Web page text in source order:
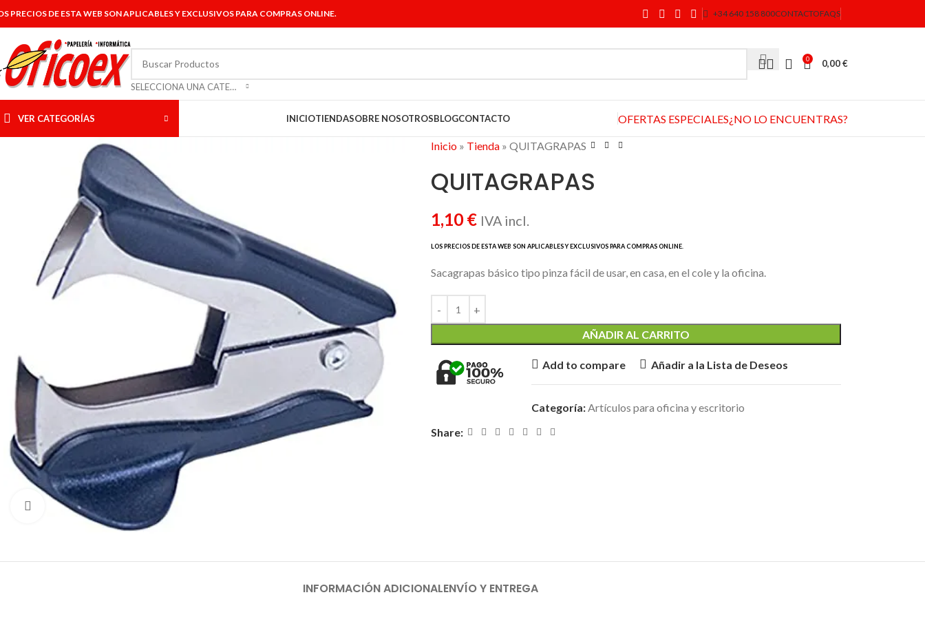
PRECIOS DE ESTA WEB SON APLICABLES Y EXCLUSIVOS PARA COMPRAS ONLINE. +34 640 158 800CONTACTOFAQS
SELECCIONA UNA CATEGORÍA
0 0,00€
VER CATEGORÍAS INICIOTIENDASOBRE NOSOTROSBLOGCONTACTO OFERTAS ESPECIALES¿NO LO ENCUENTRAS?
Click to enlarge
Inicio» Tienda» QUITAGRAPAS
QUITAGRAPAS
1,10€ IVA incl.
Sacagrapas básico tipo pinza fácil de usar, en casa, en el cole y la oficina.
AÑADIR AL CARRITO
Add to compare Añadir a la Lista de Deseos
Categoría:Artículos para oficina y escritorio
Share:
INFORMACIÓN ADICIONALENVÍO Y ENTREGA